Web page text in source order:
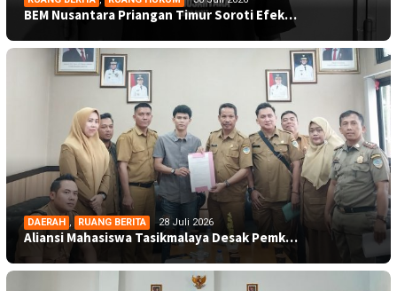
BEM Nusantara Priangan Timur Soroti Efek…
DAERAH , RUANG BERITA 28 Juli 2026
Aliansi Mahasiswa Tasikmalaya Desak Pemk…